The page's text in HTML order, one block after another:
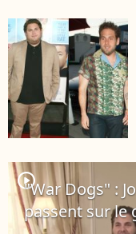
player2
"War Dogs" :
passent sur le